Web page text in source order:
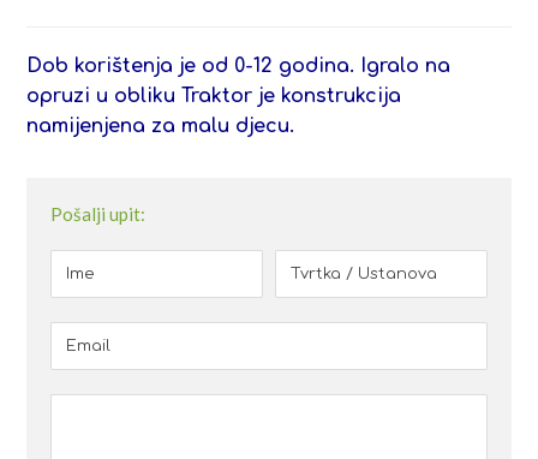
Dob korištenja je od 0-12 godina. Igralo na
opruzi u obliku Traktor je konstrukcija
namijenjena za malu djecu.
Pošalji upit: